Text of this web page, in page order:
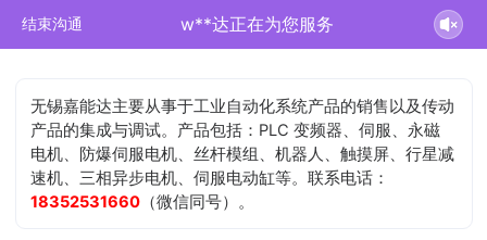
结束沟通 w**达正在为您服务
无锡嘉能达主要从事于工业自动化系统产品的销售以及传动
产品的集成与调试。产品包括：PLC 变频器、伺服、永磁
电机、防爆伺服电机、丝杆模组、机器人、触摸屏、行星减
速机、三相异步电机、伺服电动缸等。联系电话：
18352531660 （微信同号）。